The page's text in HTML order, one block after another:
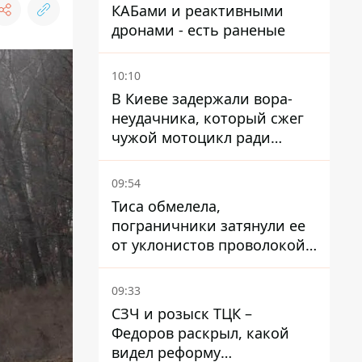
КАБами и реактивными
дронами - есть раненые
10:10
В Киеве задержали вора-
неудачника, который сжег
чужой мотоцикл ради
содержимого багажника
09:54
Тиса обмелела,
пограничники затянули ее
от уклонистов проволокой
Егоза, которая убивает
диких животных -
тревогу
09:33
СЗЧ и розыск ТЦК –
Федоров раскрыл, какой
видел реформу